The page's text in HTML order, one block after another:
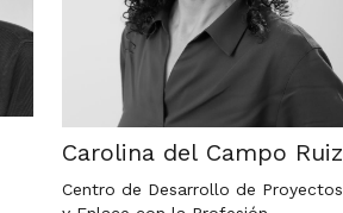
Carolina del Campo Ruiz
Centro de Desarrollo de Proyectos